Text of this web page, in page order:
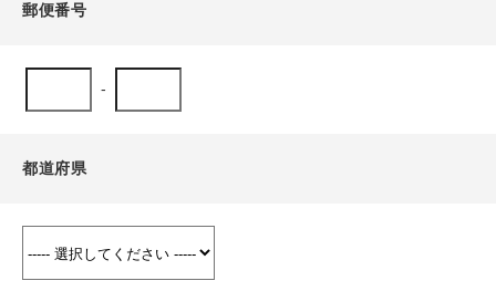
郵便番号
-
都道府県